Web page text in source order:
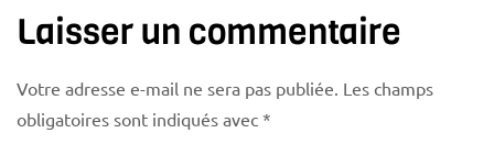
Laisser un commentaire
Votre adresse e-mail ne sera pas publiée. Les champs
obligatoires sont indiqués avec *